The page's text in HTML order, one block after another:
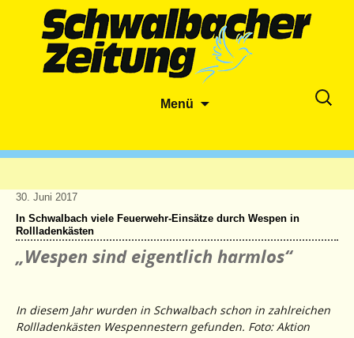
Menü
Suche
30. Juni 2017
In Schwalbach viele Feuerwehr-Einsätze durch Wespen in
Rollladenkästen
„Wespen sind eigentlich harmlos“
In diesem Jahr wurden in Schwalbach schon in zahlreichen
Rollladenkästen Wespennestern gefunden. Foto: Aktion